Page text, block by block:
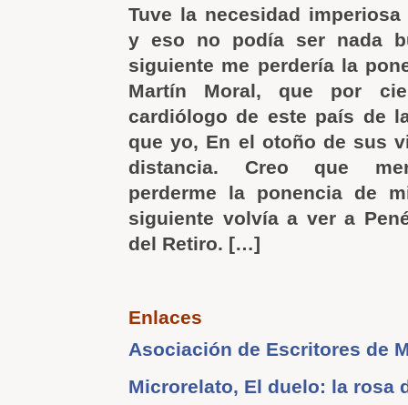
Tuve la necesidad
y eso no podía ser nada
siguiente me perdería la
Martín Moral, que por
cardiólogo de este país de
que yo, En el otoño de sus
distancia. Creo que
perderme la ponencia de
siguiente volvía a ver a
del Retiro. […]
Enlaces
Asociación de Escritores de
Microrelato, El duelo: la rosa